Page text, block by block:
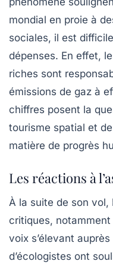
mondial en proie à
sociales, il est
dépenses. En effet,
riches sont
émissions de gaz à
chiffres posent la
tourisme spatial et
matière de progrès
Les réactions à
À la suite de son
critiques,
voix s’élevant
d’écologistes ont